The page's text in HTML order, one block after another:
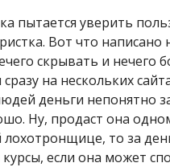
пытается уверить
Вот что написано
скрывать и нечего
на нескольких
деньги непонятно
Ну, продаст она
лохотронщице, то за
если она может